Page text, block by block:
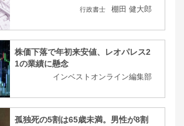
行政書士 棚田 健大郎
株価下落で年初来安値、レオパレス2
1の業績に懸念
インベストオンライン編集部
孤独死の5割は65歳未満。男性が8割